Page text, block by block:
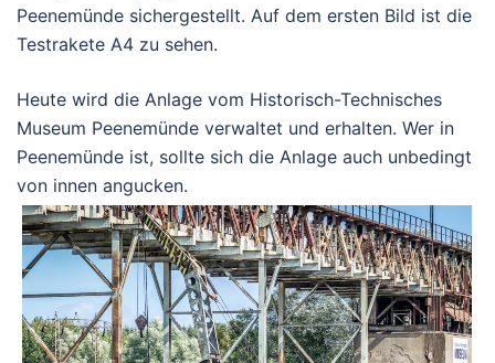
Peenemünde sichergestellt. Auf dem ersten Bild ist die
Testrakete A4 zu sehen.
Heute wird die Anlage vom Historisch-Technisches
Museum Peenemünde verwaltet und erhalten. Wer in
Peenemünde ist, sollte sich die Anlage auch unbedingt
von innen angucken.